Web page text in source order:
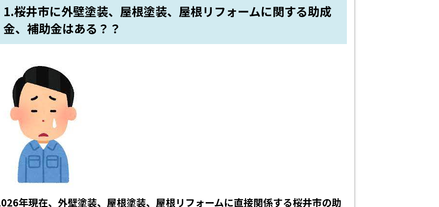
1.桜井市に外壁塗装、屋根塗装、屋根リフォームに関する助成
金、補助金はある？？
年現在、外壁塗装、屋根塗装、屋根リフォームに直接関係する桜井市の助